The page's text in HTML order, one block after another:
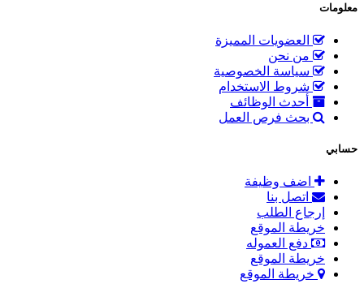
معلومات
العضويات المميزة
من نحن
سياسة الخصوصية
شروط الاستخدام
أحدث الوظائف
بحث فرص العمل
حسابي
اضف وظيفة
اتصل بنا
إرجاع الطلب
خريطة الموقع
دفع العموله
خريطة الموقع
خريطة الموقع